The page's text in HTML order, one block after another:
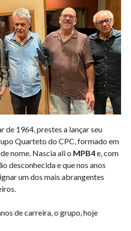
de 1964, prestes a lançar seu
Quarteto do CPC, formado em
nome. Nascia ali o MPB4e, com
desconhecida e que nos anos
um dos mais abrangentes
de carreira, o grupo, hoje